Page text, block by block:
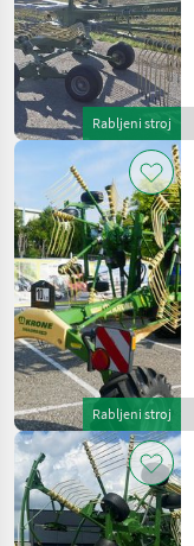
Rabljeni stroj
Rabljeni stroj